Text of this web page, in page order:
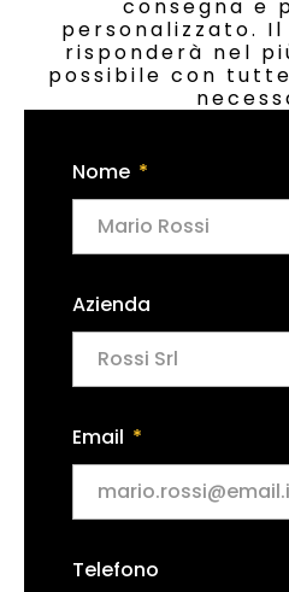
consegna e
personalizzato.
risponderà nel
possibile con
Nome
Azienda
Email
Telefono